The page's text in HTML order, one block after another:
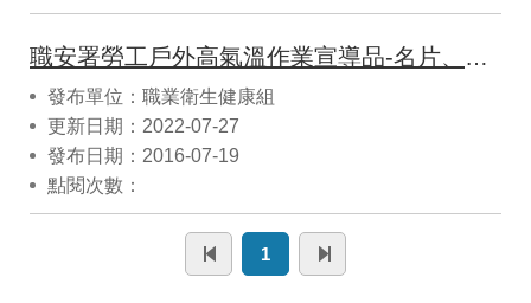
職安署勞工戶外高氣溫作業宣導品-名片、貼紙
發布單位：職業衛生健康組
更新日期：2022-07-27
發布日期：2016-07-19
點閱次數：
1